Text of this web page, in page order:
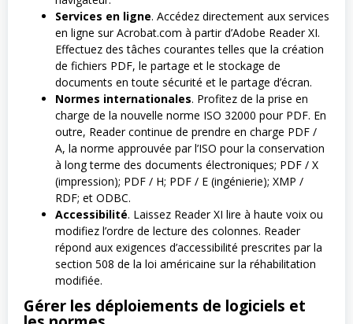
Services en ligne. Accédez directement aux services
en ligne sur Acrobat.com à partir d’Adobe Reader XI.
Effectuez des tâches courantes telles que la création
de fichiers PDF, le partage et le stockage de
documents en toute sécurité et le partage d’écran.
Normes internationales. Profitez de la prise en
charge de la nouvelle norme ISO 32000 pour PDF. En
outre, Reader continue de prendre en charge PDF /
A, la norme approuvée par l’ISO pour la conservation
à long terme des documents électroniques; PDF / X
(impression); PDF / H; PDF / E (ingénierie); XMP /
RDF; et ODBC.
Accessibilité. Laissez Reader XI lire à haute voix ou
modifiez l’ordre de lecture des colonnes. Reader
répond aux exigences d’accessibilité prescrites par la
section 508 de la loi américaine sur la réhabilitation
modifiée.
Gérer les déploiements de logiciels et